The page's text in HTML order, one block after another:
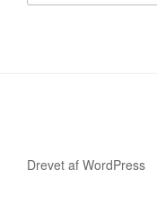
Drevet af WordPress